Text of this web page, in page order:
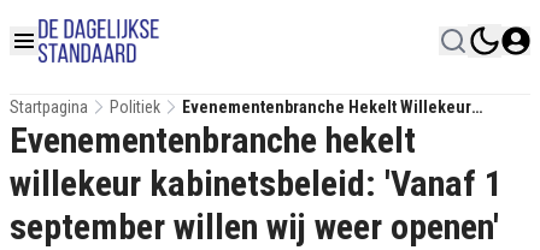
Startpagina Politiek
Evenementenbranche Hekelt Willekeur
Kabinetsbeleid: 'Vanaf 1 September Willen Wij
Weer Openen'
Evenementenbranche hekelt
willekeur kabinetsbeleid: 'Vanaf 1
september willen wij weer openen'